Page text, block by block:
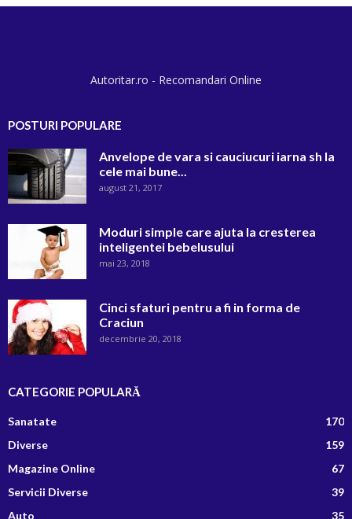
Autoritar.ro - Recomandari Online
POSTURI POPULARE
Anvelope de vara si cauciucuri iarna sh la
cele mai bune...
august 21, 2017
Moduri simple care ajuta la cresterea
inteligentei bebelusului
mai 23, 2018
Cinci sfaturi pentru a fi in forma de
Craciun
decembrie 20, 2018
CATEGORIE POPULARĂ
Sanatate
170
Diverse
159
Magazine Online
67
Servicii Diverse
39
Auto
35